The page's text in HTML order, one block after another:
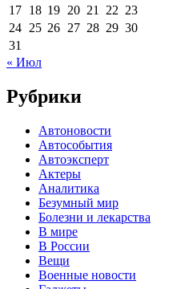
17 18 19 20 21 22 23
24 25 26 27 28 29 30
31
« Июл
Рубрики
Автоновости
Автособытия
Автоэксперт
Актеры
Аналитика
Безумный мир
Болезни и лекарства
В мире
В России
Вещи
Военные новости